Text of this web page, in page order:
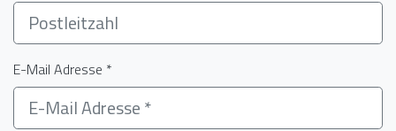
E-Mail Adresse *